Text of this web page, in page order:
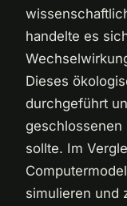
handelte es
Dieses
durchgeführt
geschlossenen
sollte. Im
simulieren und